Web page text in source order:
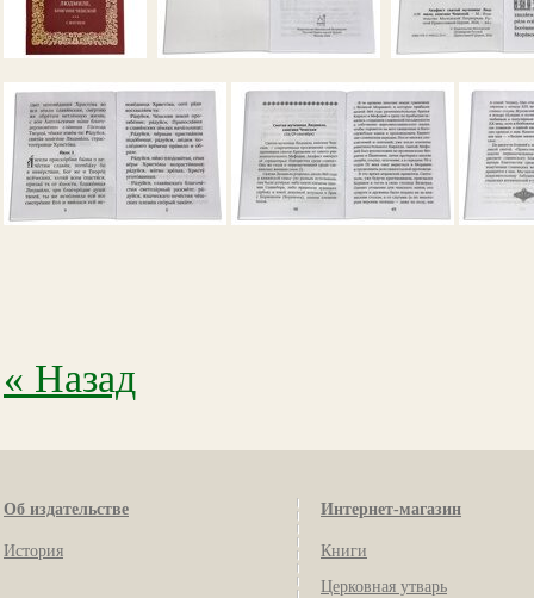
« Назад
Об издательстве
История
Интернет-магазин
Книги
Церковная утварь